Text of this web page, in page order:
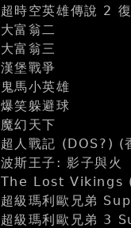
超時空英雄傳說 2
大富翁二
大富翁三
漢堡戰爭
鬼馬小英雄
爆笑躲避球
魔幻天下
超人戰記 (DOS?) (
波斯王子: 影子與火
The Lost Vikings
超級瑪利歐兄弟
超級瑪利歐兄弟 3